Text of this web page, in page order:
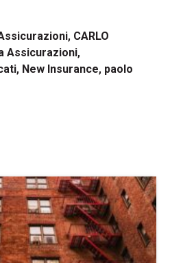
, CARLO
Assicurazioni,
, New Insurance, paolo